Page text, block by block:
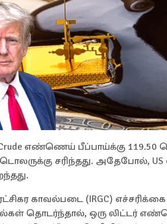
எண்ணெய் பீப்பாய்க்கு 119.50
டொலருக்கு சரிந்தது. அதேபோல்,
காவல்படை (IRGC) எச்சரிக்கை
தொடர்ந்தால், ஒரு லிட்டர்